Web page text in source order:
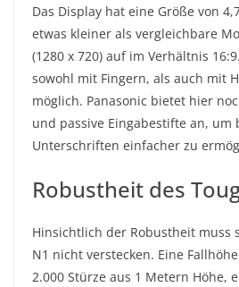
Das Display hat eine Größe von
etwas kleiner als vergleichbare
(1280 x 720) auf im Verhältnis
sowohl mit Fingern, als auch mit
möglich. Panasonic bietet hier
und passive Eingabestifte an, um
Unterschriften einfacher zu
Robustheit des
Hinsichtlich der Robustheit muss
N1 nicht verstecken. Eine
2.000 Stürze aus 1 Metern Höhe,